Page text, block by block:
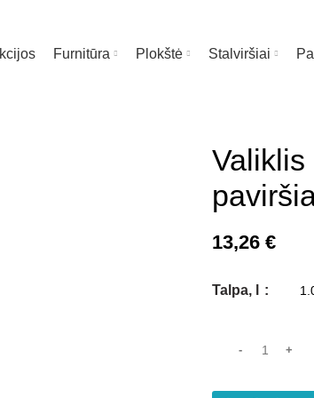
Furnitūra Plokštė Stalviršiai
Valiklis
13,26 €
Talpa, l